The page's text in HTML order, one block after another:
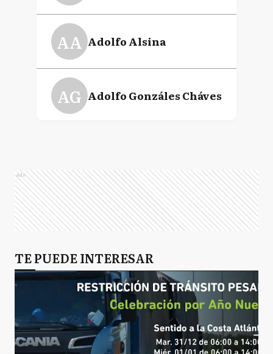
AA Adolfo Alsina
AG Adolfo Gonzáles Cháves
AB Almirante Brown
A Arrecifes
A Avellaneda
Ads
TE PUEDE INTERESAR